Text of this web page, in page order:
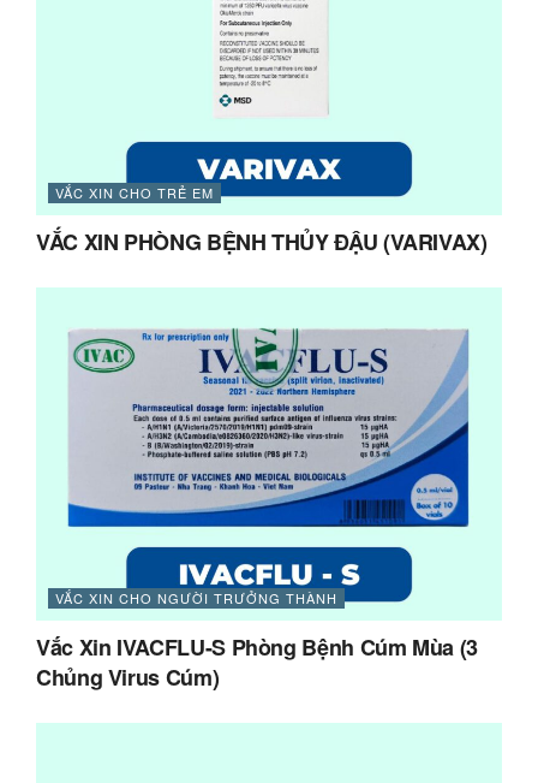
VẮC XIN CHO TRẺ EM
VẮC XIN PHÒNG BỆNH THỦY ĐẬU (VARIVAX)
VẮC XIN CHO NGƯỜI TRƯỞNG THÀNH
Vắc Xin IVACFLU-S Phòng Bệnh Cúm Mùa (3
Chủng Virus Cúm)